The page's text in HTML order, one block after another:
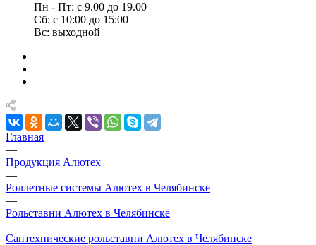
Пн - Пт: с 9.00 до 19.00
Сб: с 10:00 до 15:00
Вс: выходной
Главная
—
Продукция Алютех
—
Роллетные системы Алютех в Челябинске
—
Рольставни Алютех в Челябинске
—
Cантехнические рольставни Алютех в Челябинске